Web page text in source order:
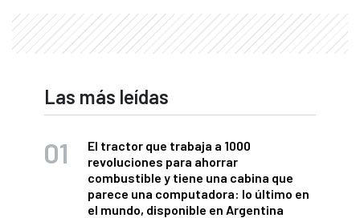
Las más leídas
El tractor que trabaja a 1000
revoluciones para ahorrar
combustible y tiene una cabina que
parece una computadora: lo último en
el mundo, disponible en Argentina